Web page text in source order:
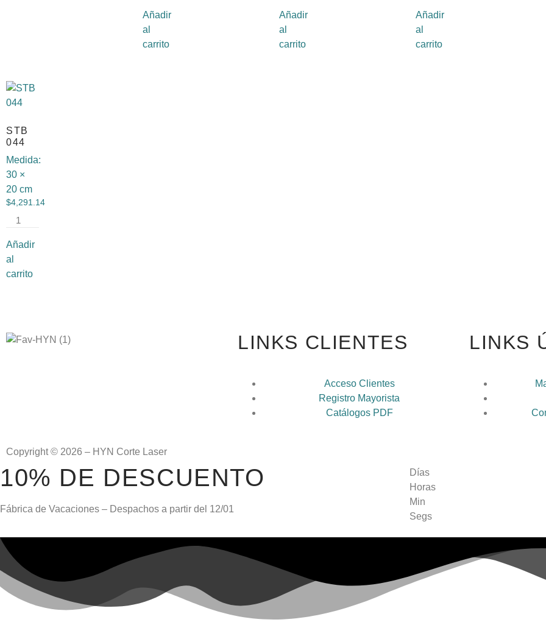
Añadir
al
carrito
Añadir
al
carrito
Añadir
al
carrito
STB
044
Medida:
30 ×
20 cm
$4,291.14
Añadir
al
carrito
LINKS CLIENTES
Acceso Clientes
Registro Mayorista
Catálogos PDF
LINKS
Copyright © 2026 – HYN Corte Laser
10% DE DESCUENTO
Fábrica de Vacaciones – Despachos a partir del 12/01
Días
Horas
Min
Segs